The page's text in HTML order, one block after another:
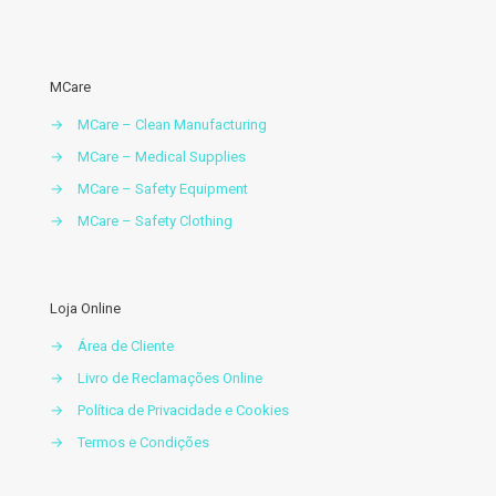
MCare
→
MCare – Clean Manufacturing
→
MCare – Medical Supplies
→
MCare – Safety Equipment
→
MCare – Safety Clothing
Loja Online
→
Área de Cliente
→
Livro de Reclamações Online
→
Política de Privacidade e Cookies
→
Termos e Condições